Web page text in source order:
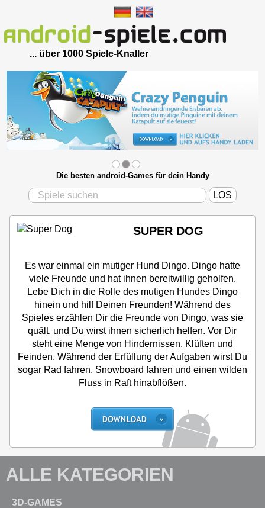
... über 1000 Spiele-Knaller
Die besten android-Games für dein Handy
SUPER DOG
Es war einmal ein mutiger Hund Dingo. Dingo hatte
viele Freunde und hat ihnen bereitwillig geholfen.
Lebe Dich in die Rolle des mutigen Hundes Dingo
hinein und hilf Deinen Freunden! Während des
Spieles erzählen Dir die Freunde von Dingo, was sie
quält, und Du wirst ihnen sicherlich helfen. Vor Dir
steht eine Menge von Hindernissen, Klüften und
Feinden. Während der Erfüllung der Aufgaben wirst Du
sogar Rad fahren, Snowboard fahren und einen wilden
Fluss in Raft hinabflößen.
ALLE KATEGORIEN
3D-GAMES